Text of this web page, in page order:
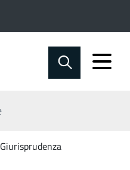
Giurisprudenza